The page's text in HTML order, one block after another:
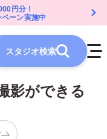
円分！
ーン実施中
スタジオ検索
影ができる